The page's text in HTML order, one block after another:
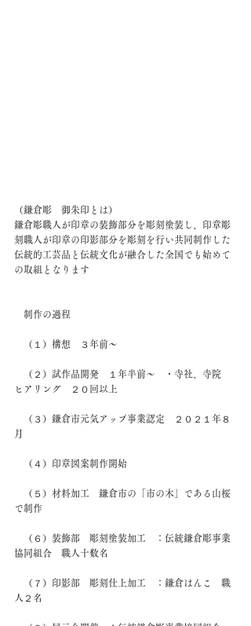
（鎌倉彫　御朱印とは）
鎌倉彫職人が印章の装飾部分を彫刻塗装し、印章彫
刻職人が印章の印影部分を彫刻を行い共同制作した
伝統的工芸品と伝統文化が融合した全国でも始めて
の取組となります
制作の過程
（１）構想　３年前～
（２）試作品開発　１年半前～　・寺社、寺院
ヒアリング　２０回以上
（３）鎌倉市元気アップ事業認定　２０２１年８
月
（４）印章図案制作開始
（５）材料加工　鎌倉市の「市の木」である山桜
で制作
（６）装飾部　彫刻塗装加工　：伝統鎌倉彫事業
協同組合　職人十数名
（７）印影部　彫刻仕上加工　：鎌倉はんこ　職
人２名